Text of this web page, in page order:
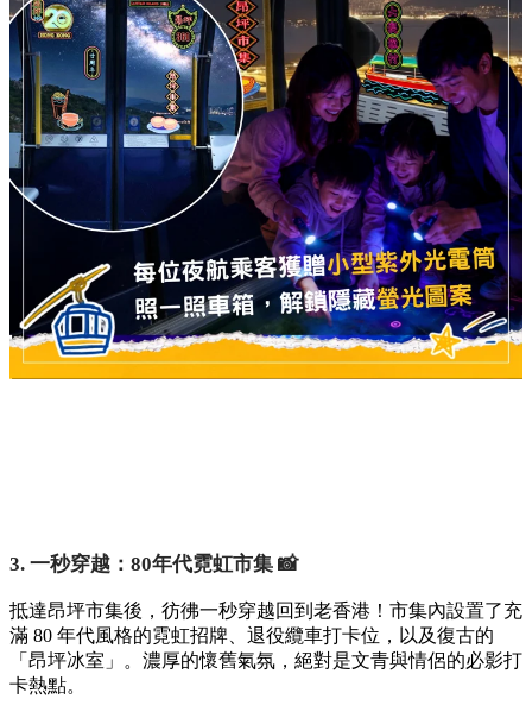
3. 一秒穿越：80年代霓虹市集 📸
抵達昂坪市集後，彷彿一秒穿越回到老香港！市集內設置了充
滿 80 年代風格的霓虹招牌、退役纜車打卡位，以及復古的
「昂坪冰室」。濃厚的懷舊氣氛，絕對是文青與情侶的必影打
卡熱點。